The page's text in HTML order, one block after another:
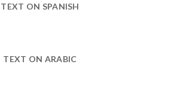
TEXT ON SPANISH
TEXT ON ARABIC